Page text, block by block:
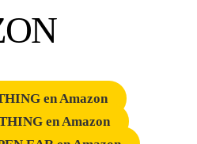
en Amazon
en Amazon